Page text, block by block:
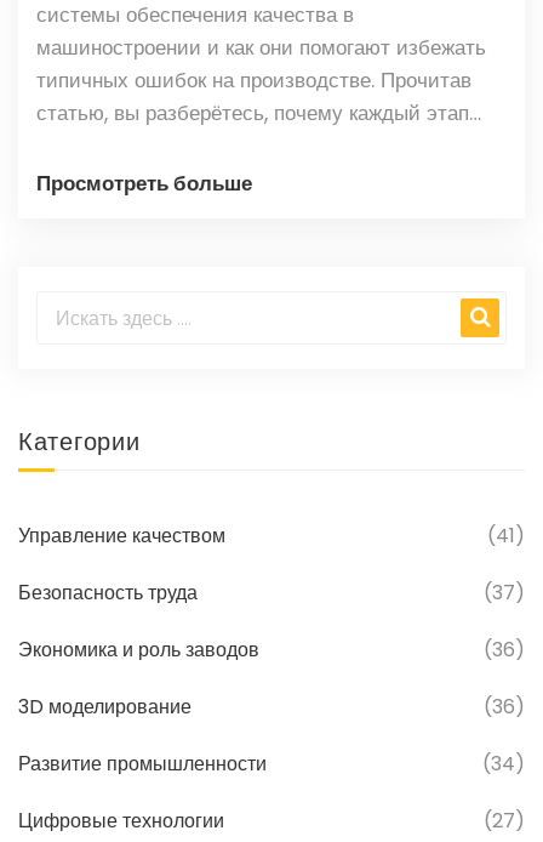
системы обеспечения качества в
машиностроении и как они помогают избежать
типичных ошибок на производстве. Прочитав
статью, вы разберётесь, почему каждый этап
брака и срывов сроков. Простые и понятные
заводах. Такой материал пригодится как
Просмотреть больше
Категории
Управление качеством (41)
Безопасность труда (37)
Экономика и роль заводов (36)
3D моделирование (36)
Развитие промышленности (34)
Цифровые технологии (27)